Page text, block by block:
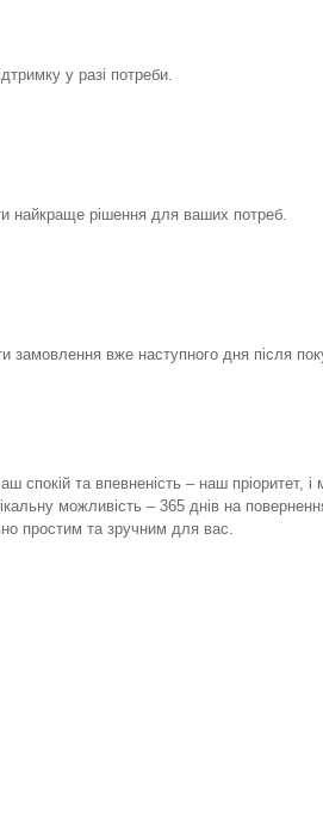
у разі потреби.
найкраще рішення для ваших потреб.
замовлення вже наступного дня після
та впевненість – наш пріоритет,
можливість – 365 днів на
простим та зручним для вас.